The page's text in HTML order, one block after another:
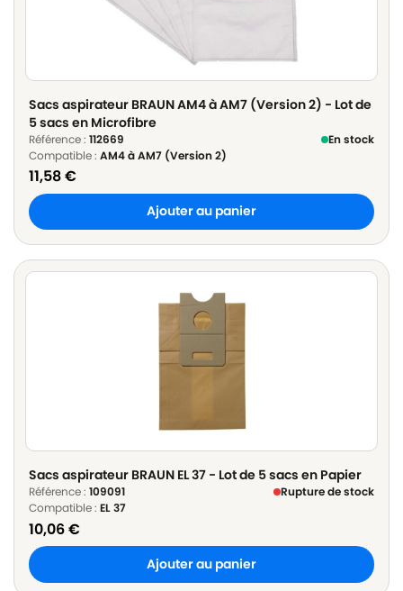
Sacs aspirateur BRAUN AM4 à AM7 (Version 2) - Lot de
5 sacs en Microfibre
Référence : 112669
En stock
Compatible : AM4 à AM7 (Version 2)
11,58€
Ajouter au panier
Sacs aspirateur BRAUN EL 37 - Lot de 5 sacs en Papier
Référence : 109091
Rupture de stock
Compatible : EL 37
10,06€
Ajouter au panier